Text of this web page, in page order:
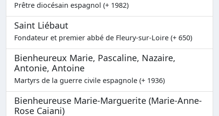
Prêtre diocésain espagnol (+ 1982)
Saint Liébaut
Fondateur et premier abbé de Fleury-sur-Loire (+ 650)
Bienheureux Marie, Pascaline, Nazaire,
Antonie, Antoine
Martyrs de la guerre civile espagnole (+ 1936)
Bienheureuse Marie-Marguerite (Marie-Anne-
Rose Caiani)